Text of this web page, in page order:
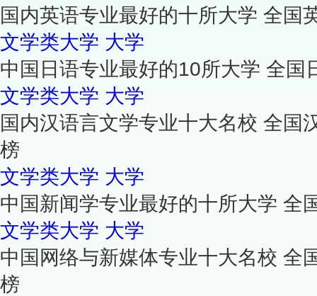
国内英语专业最好的十所大学 全国
文学类大学 大学
中国日语专业最好的10所大学 全国
文学类大学 大学
国内汉语言文学专业十大名校 全国
榜
文学类大学 大学
中国新闻学专业最好的十所大学 全
文学类大学 大学
中国网络与新媒体专业十大名校 全
榜